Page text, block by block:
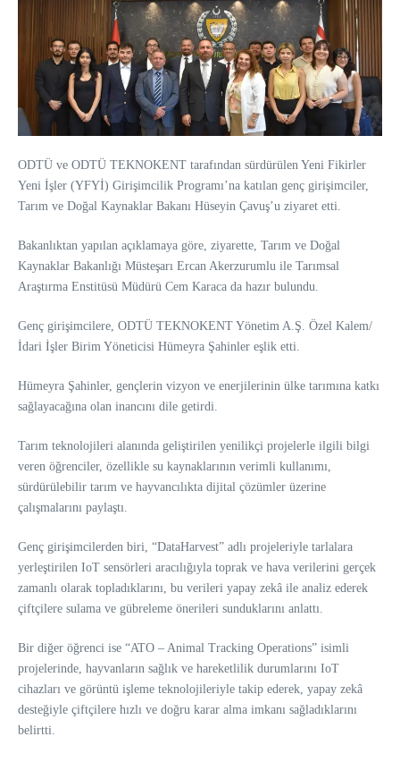
ODTÜ ve ODTÜ TEKNOKENT tarafından sürdürülen Yeni Fikirler
Yeni İşler (YFYİ) Girişimcilik Programı’na katılan genç girişimciler,
Tarım ve Doğal Kaynaklar Bakanı Hüseyin Çavuş’u ziyaret etti.
Bakanlıktan yapılan açıklamaya göre, ziyarette, Tarım ve Doğal
Kaynaklar Bakanlığı Müsteşarı Ercan Akerzurumlu ile Tarımsal
Araştırma Enstitüsü Müdürü Cem Karaca da hazır bulundu.
Genç girişimcilere, ODTÜ TEKNOKENT Yönetim A.Ş. Özel Kalem/
İdari İşler Birim Yöneticisi Hümeyra Şahinler eşlik etti.
Hümeyra Şahinler, gençlerin vizyon ve enerjilerinin ülke tarımına katkı
sağlayacağına olan inancını dile getirdi.
Tarım teknolojileri alanında geliştirilen yenilikçi projelerle ilgili bilgi
veren öğrenciler, özellikle su kaynaklarının verimli kullanımı,
sürdürülebilir tarım ve hayvancılıkta dijital çözümler üzerine
çalışmalarını paylaştı.
Genç girişimcilerden biri, “DataHarvest” adlı projeleriyle tarlalara
yerleştirilen IoT sensörleri aracılığıyla toprak ve hava verilerini gerçek
zamanlı olarak topladıklarını, bu verileri yapay zekâ ile analiz ederek
çiftçilere sulama ve gübreleme önerileri sunduklarını anlattı.
Bir diğer öğrenci ise “ATO – Animal Tracking Operations” isimli
projelerinde, hayvanların sağlık ve hareketlilik durumlarını IoT
cihazları ve görüntü işleme teknolojileriyle takip ederek, yapay zekâ
desteğiyle çiftçilere hızlı ve doğru karar alma imkanı sağladıklarını
belirtti.